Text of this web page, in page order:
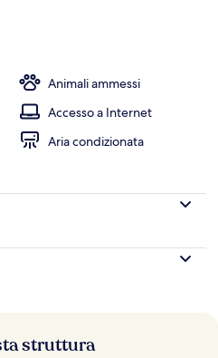
Animali ammessi
Accesso a Internet
Aria condizionata
struttura